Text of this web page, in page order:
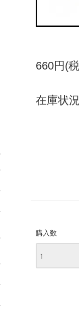
660円(
在庫状
購入数